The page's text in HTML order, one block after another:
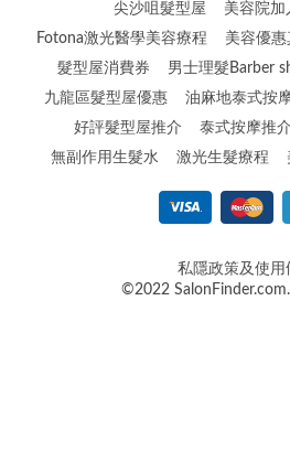
尖沙咀髮型屋
美容院加
Fotona激光醫學美容療程
美容優
髮型屋消費券
男士理髮Barber
九龍區髮型屋優惠
油麻地泰式按
好評髮型屋推介
泰式按摩推介
無副作用生髮水
激光生髮療程
私隱政策及使用
©2022